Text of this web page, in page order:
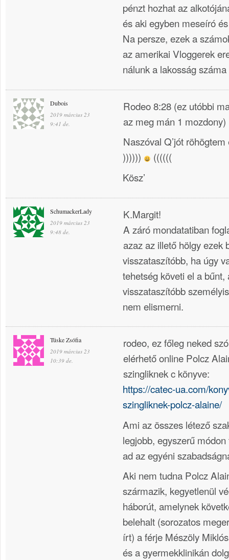
pénzt hozhat az
és aki egyben meseíró
Na persze, ezek a
az amerikai Vloggerek
nálunk a lakosság
Dubois
2019 március 23
9:41 de.
Rodeo 8:28 (ez utóbbi
az meg mán 1 mozdony)
Naszóval Q’jót
))))))
((((((
Kösz’
SchumackerLady
2019 március 23
9:48 de.
K.Margit!
A záró mondatatiban
azaz az illető hölgy ezek
visszataszítóbb, ha úgy
tehetség követi el a bűnt,
visszataszítóbb
nem elismerni.
Tüske Zsófia
2019 március 23
10:39 de.
rodeo, ez főleg neked
elérhető online Polcz
szingliknek c könyve:
https://catec-ua.com/
szingliknek-polcz-alaine/
Ami az összes létező
legjobb, egyszerű
ad az egyéni
Aki nem tudna Polcz
származik, kegyetlenül
háborút, amelynek
belehalt (sorozatos
írt) a férje Mészöly
és a gyermekklinikán